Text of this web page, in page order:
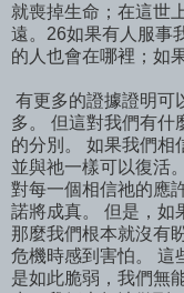
就喪掉生命；在這世
遠。26如果有人服事
的人也會在哪裡；如
有更多的證據證明可
多。 但這對我們有什
的分別。 如果我們相
並與祂一樣可以復活
對每一個相信祂的應
諾將成真。 但是，如
那麼我們根本就沒有
危機時感到害怕。 這
是如此脆弱，我們無